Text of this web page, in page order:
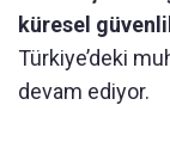
küresel
Türkiye’deki
devam ediyor.